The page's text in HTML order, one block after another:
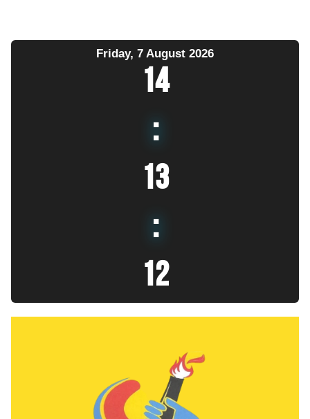
Friday, 7 August 2026
14
:
13
:
13